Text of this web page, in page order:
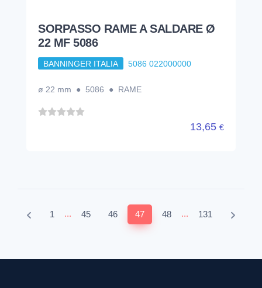
SORPASSO RAME A SALDARE Ø
22 MF 5086
BANNINGER ITALIA 5086 022000000
ø 22 mm ● 5086 ● RAME
13,65 €
1 ... 45 46 47 48 ... 131